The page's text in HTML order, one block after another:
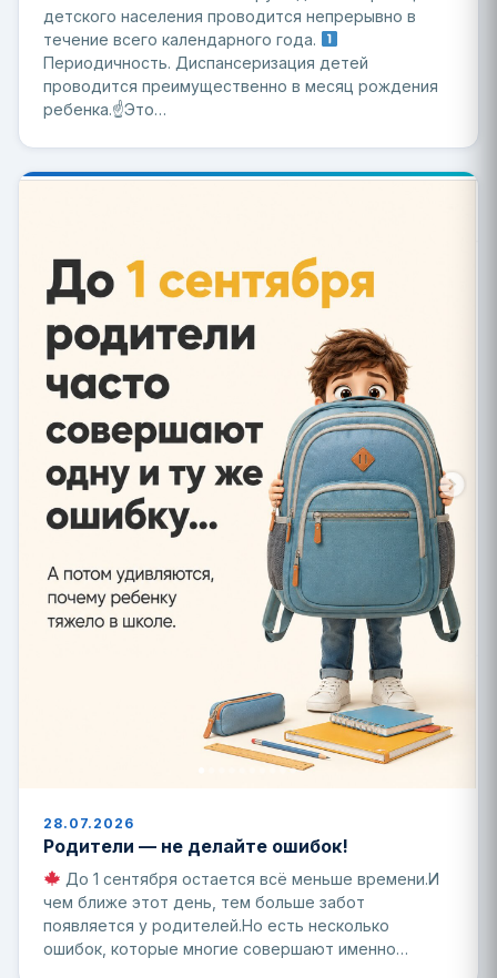
детского населения проводится непрерывно в
течение всего календарного года.
Периодичность. Диспансеризация детей
проводится преимущественно в месяц рождения
ребенка.☝Это…
28.07.2026
Родители — не делайте ошибок!
До 1 сентября остается всё меньше времени.И
чем ближе этот день, тем больше забот
появляется у родителей.Но есть несколько
ошибок, которые многие совершают именно…